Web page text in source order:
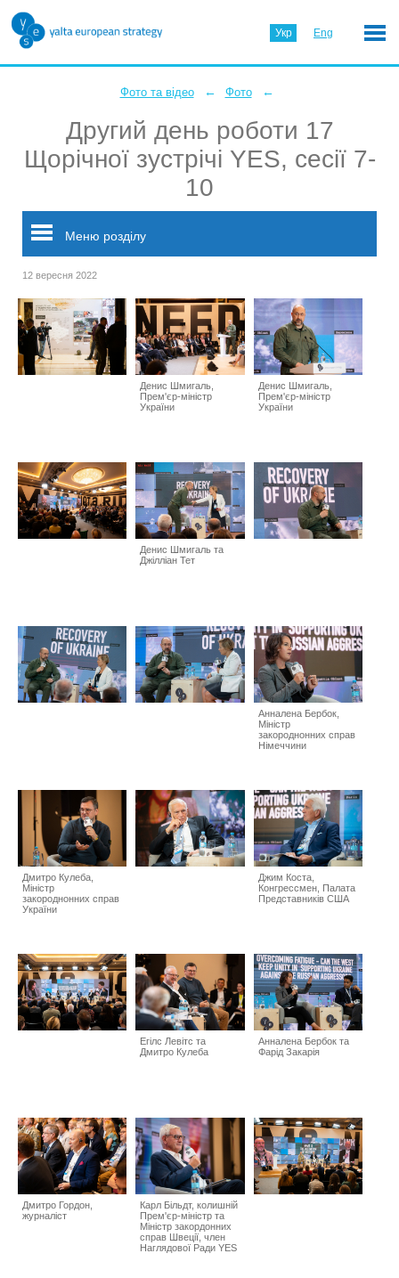
Укр Eng
Фото та відео ← Фото ←
Другий день роботи 17
Щорічної зустрічі YES, сесії 7-
10
Меню розділу
12 вересня 2022
Денис Шмигаль,
Прем'єр-міністр
України
Денис Шмигаль,
Прем'єр-міністр
України
Денис Шмигаль та
Джілліан Тет
Анналена Бербок,
Міністр
закороднонних справ
Німеччини
Дмитро Кулеба,
Міністр
закороднонних справ
України
Джим Коста,
Конгрессмен, Палата
Представників США
Егілс Левітс та
Дмитро Кулеба
Анналена Бербок та
Фарід Закарія
Дмитро Гордон,
журналіст
Карл Більдт, колишній
Прем'єр-міністр та
Міністр закордонних
справ Швеції, член
Наглядової Ради YES